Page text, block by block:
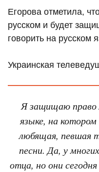
Егорова отметила,
русском и будет
говорить на русском
Украинская
Я защищаю право
языке, на
любящая, певшая
песни. Да, у
отца, но они